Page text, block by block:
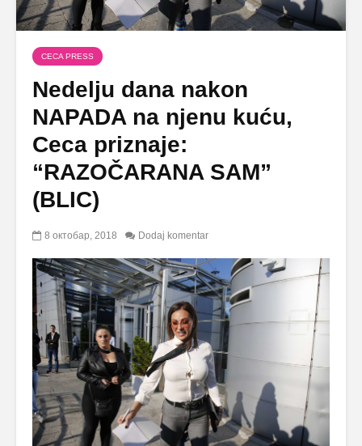
CECA PRESS
Nedelju dana nakon
NAPADA na njenu kuću,
Ceca priznaje:
“RAZOČARANA SAM”
(BLIC)
8 октобар, 2018 Dodaj komentar